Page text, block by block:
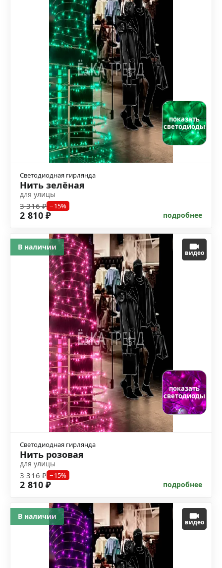
показать
светодиоды
Светодиодная гирлянда
Нить зелёная
для улицы
3 316 ₽ −15%
2 810 ₽ подробнее
видео
показать
светодиоды
Светодиодная гирлянда
Нить розовая
для улицы
3 316 ₽ −15%
2 810 ₽ подробнее
В наличии
видео
В наличии